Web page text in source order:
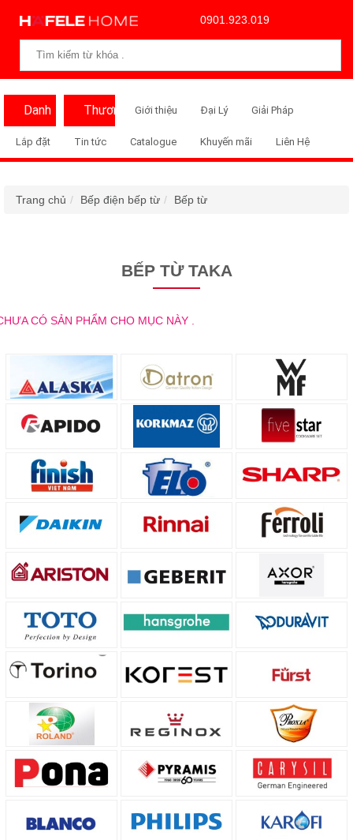
0901.923.019
Danh
Mục
Thương
Hiệu
Giới thiệu Đại Lý Giải Pháp
Lắp đặt Tin tức Catalogue Khuyến mãi Liên Hệ
Trang chủ Bếp điện bếp từ Bếp từ
BẾP TỪ TAKA
CÓ SẢN PHẨM CHO MỤC NÀY .